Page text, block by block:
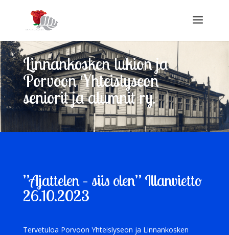
Linnankosken lukion ja
Porvoon Yhteislyseon
seniorit ja alumnit ry.
”Ajattelen – siis olen” Illanvietto
26.10.2023
Tervetuloa Porvoon Yhteislyseon ja Linnankosken